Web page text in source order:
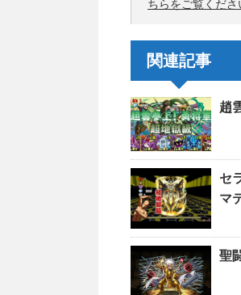
ちらをご覧くださ
関連記事
趙
セ
マ
聖